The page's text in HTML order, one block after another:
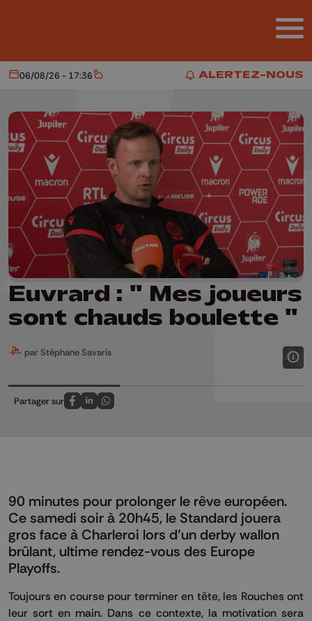
ALERTEZ-NOUS
ALERTEZ-NOUS
Aujourd'hui
06/08/26 - 17:36 Météo
Euvrard : " Mes joueurs
sont chauds boulette "
par Stéphane Savaris
Partager sur
Partagez sur FaceBook
Partagez sur LinkedIn
Partagez sur Whatsapp
90 minutes pour prolonger le rêve européen.
Ce samedi soir à 20h45, le Standard jouera
gros face à Charleroi lors d’un derby wallon
brûlant, ultime rendez-vous des Europe
Playoffs.
Toujours en course pour terminer en tête, les Rouches ont
leur sort en main. Dans ce contexte, la motivation sera